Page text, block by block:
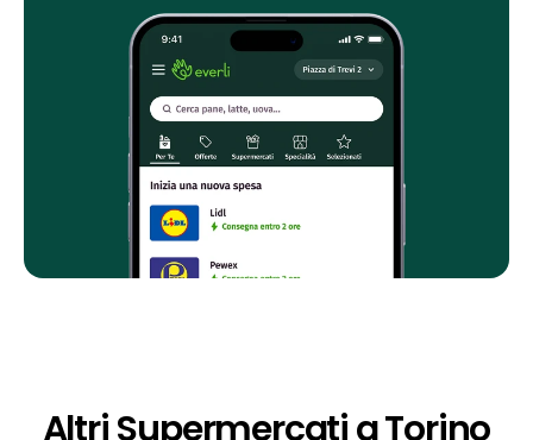
Altri Supermercati a Torino